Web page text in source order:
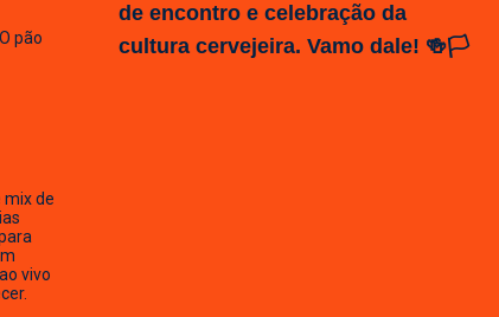
pão
de
vivo
de encontro e celebração da
cultura cervejeira. Vamo dale! 🍻🏳️